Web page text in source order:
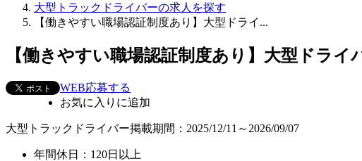
大型トラックドライバーの求人を探す
【働きやすい職場認証制度あり】大型ドライ...
【働きやすい職場認証制度あり】大型ドライ
WEB応募する
お気に入り に追加
大型トラックドライバー掲載期間：2025/12/11～2026/09/07
年間休日：120日以上